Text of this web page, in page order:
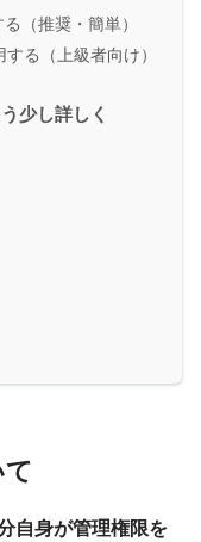
（推奨・簡単）
る（上級者向け）
少し詳しく
自身が管理権限を